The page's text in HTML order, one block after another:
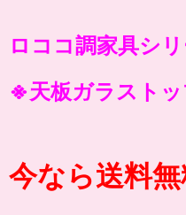
ロココ調家具シ
※天板ガラストッ
今なら送料無